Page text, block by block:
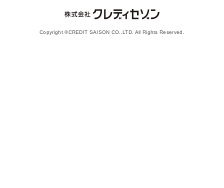
Copyright ©CREDIT SAISON CO.,LTD. All Rights Reserved.